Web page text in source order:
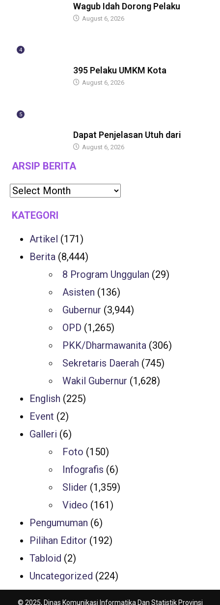
Wagub Idah Dorong Pelaku
August 6, 2026
4
395 Pelaku UMKM Kota
August 6, 2026
5
Dapat Penjelasan Utuh dari
August 6, 2026
ARSIP BERITA
KATEGORI
Artikel (171)
Berita (8,444)
8 Program Unggulan (29)
Asisten (136)
Gubernur (3,944)
OPD (1,265)
PKK/Dharmawanita (306)
Sekretaris Daerah (745)
Wakil Gubernur (1,628)
English (225)
Event (2)
Galleri (6)
Foto (150)
Infografis (6)
Slider (1,359)
Video (161)
Pengumuman (6)
Pilihan Editor (192)
Tabloid (2)
Uncategorized (224)
© 2025, Dinas Komunikasi Informatika Dan Statistik Provinsi